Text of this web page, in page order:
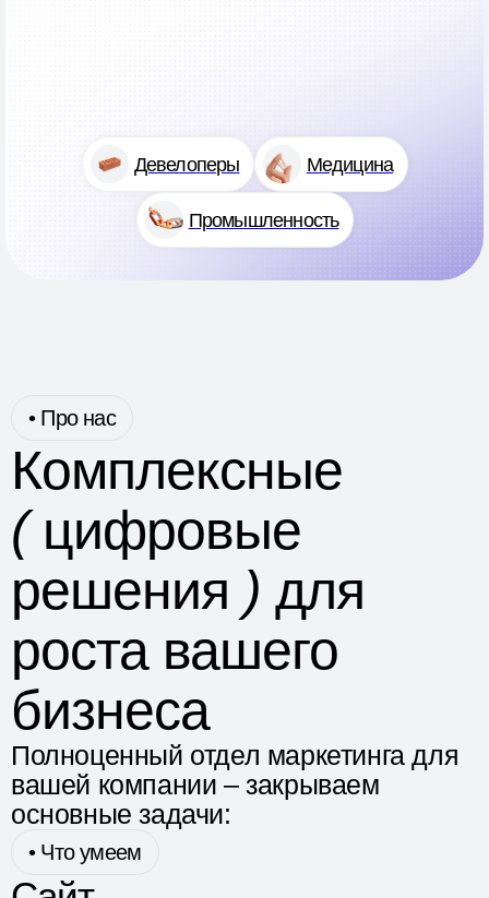
Девелоперы Медицина
Промышленность
• Про нас
Комплексные
(цифровые
решения ) для
роста вашего
бизнеса
Полноценный отдел маркетинга для
вашей компании – закрываем
основные задачи:
• Что умеем